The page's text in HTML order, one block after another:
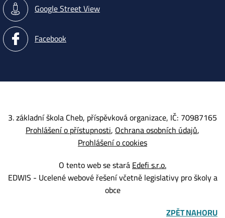
Google Street View
Facebook
3. základní škola Cheb, příspěvková organizace, IČ: 70987165
Prohlášení o přístupnosti Ochrana osobních údajů
Prohlášení o cookies
O tento web se staráEdefi s.r.o.
EDWIS - Ucelené webové řešení včetně legislativy pro školy a
obce
ZPĚT NAHORU